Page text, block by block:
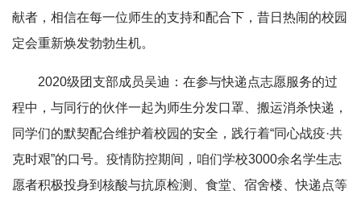
献者，相信在每一位师生的支持和配合下，昔日热闹的校园
定会重新焕发勃勃生机。
2020级团支部成员吴迪：在参与快递点志愿服务的过
程中，与同行的伙伴一起为师生分发口罩、搬运消杀快递，
同学们的默契配合维护着校园的安全，践行着“同心战疫·共
克时艰”的口号。疫情防控期间，咱们学校3000余名学生志
愿者积极投身到核酸与抗原检测、食堂、宿舍楼、快递点等